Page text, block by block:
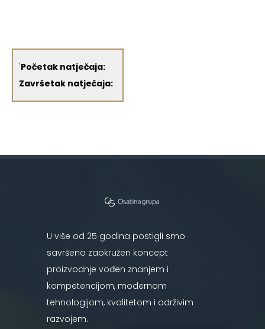
'Početak natječaja:
Završetak natječaja:
U više od 25 godina postigli smo
savršeno zaokružen koncept
proizvodnje vođen znanjem i
kompetencijom, modernom
tehnologijom, kvalitetom i održivim
razvojem.